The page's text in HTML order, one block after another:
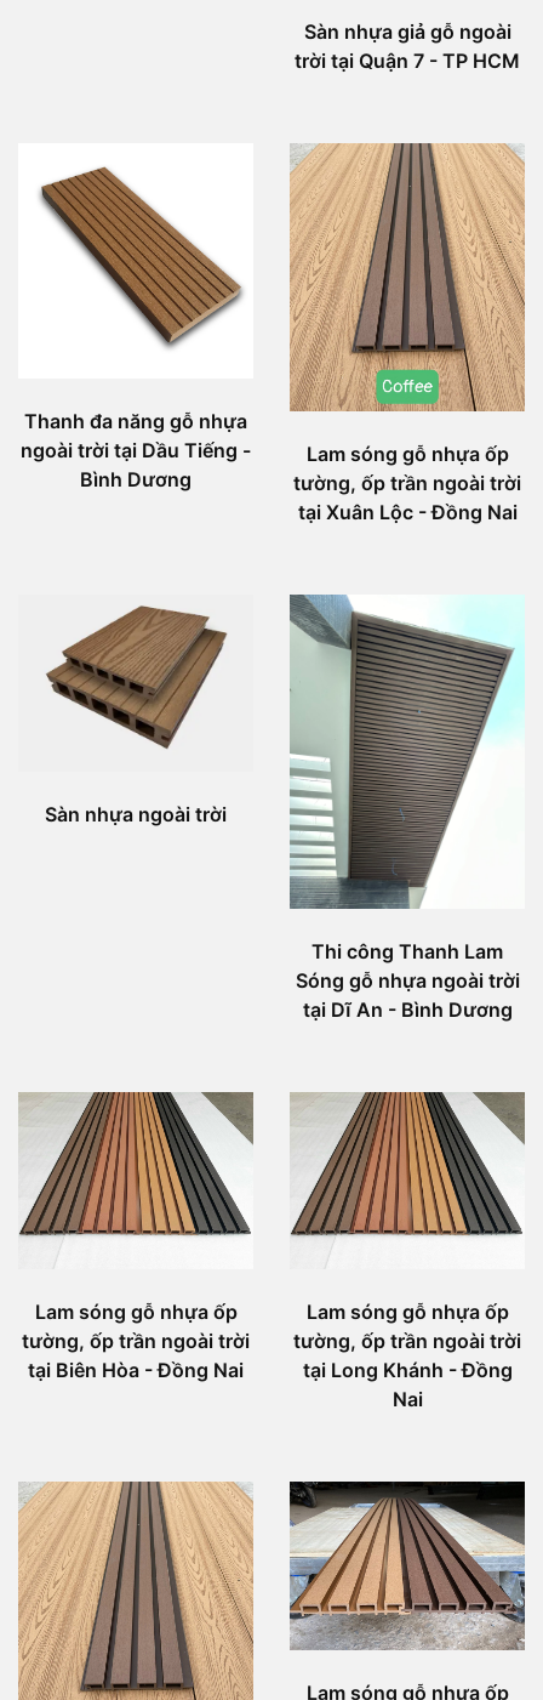
Sàn nhựa giả gỗ ngoài
trời tại Quận 7 - TP HCM
Thanh đa năng gỗ nhựa
ngoài trời tại Dầu Tiếng -
Bình Dương
Lam sóng gỗ nhựa ốp
tường, ốp trần ngoài trời
tại Xuân Lộc - Đồng Nai
Sàn nhựa ngoài trời
Thi công Thanh Lam
Sóng gỗ nhựa ngoài trời
tại Dĩ An - Bình Dương
Lam sóng gỗ nhựa ốp
tường, ốp trần ngoài trời
tại Biên Hòa - Đồng Nai
Lam sóng gỗ nhựa ốp
tường, ốp trần ngoài trời
tại Long Khánh - Đồng
Nai
Lam sóng gỗ nhựa ốp